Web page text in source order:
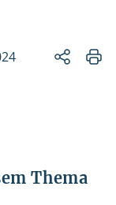
Thema